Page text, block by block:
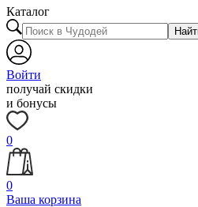
Каталог
Войти
получай скидки
и бонусы
0
0
Ваша корзина